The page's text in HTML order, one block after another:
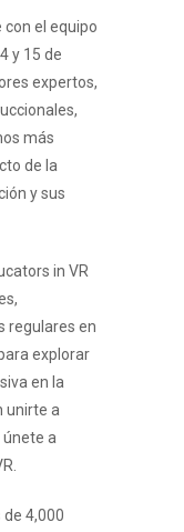
con el equipo
y 15 de
expertos,
más
de la
y sus
in VR
regulares en
explorar
en la
unirte a
a
de 4,000